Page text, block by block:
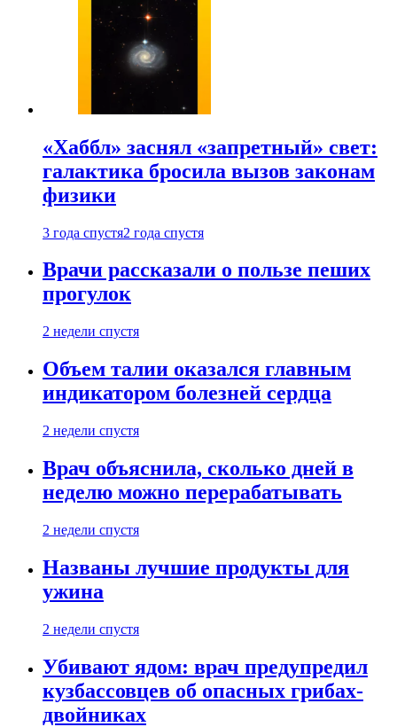
«Хаббл» заснял «запретный» свет:
галактика бросила вызов законам
физики
3 года спустя2 года спустя
Врачи рассказали о пользе пеших
прогулок
2 недели спустя
Объем талии оказался главным
индикатором болезней сердца
2 недели спустя
Врач объяснила, сколько дней в
неделю можно перерабатывать
2 недели спустя
Названы лучшие продукты для
ужина
2 недели спустя
Убивают ядом: врач предупредил
кузбассовцев об опасных грибах-
двойниках